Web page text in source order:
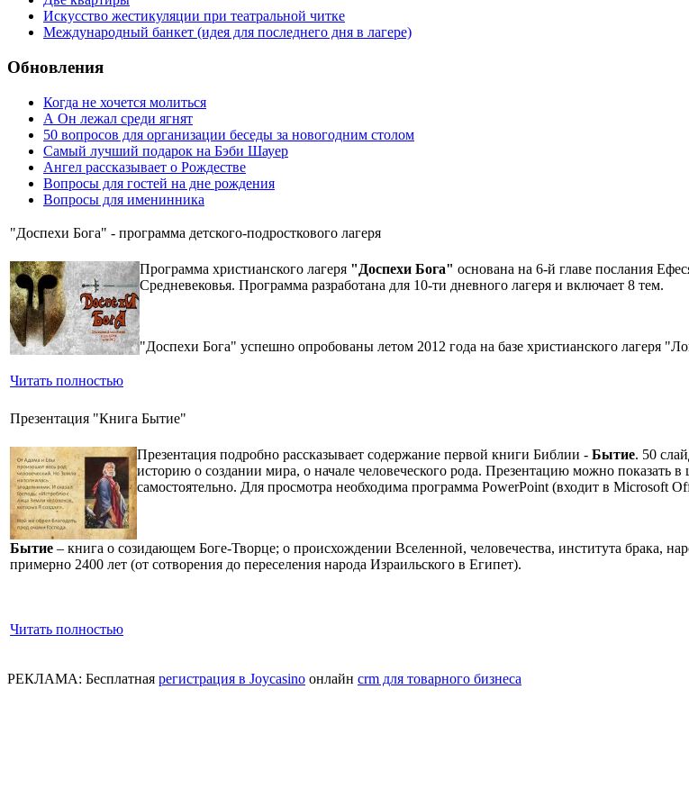
Искусство жестикуляции при театральной читке
Международный банкет (идея для последнего дня в лагере)
Обновления
Когда не хочется молиться
А Он лежал среди ягнят
50 вопросов для организации беседы за новогодним столом
Самый лучший подарок на Бэби Шауер
Ангел рассказывает о Рождестве
Вопросы для гостей на дне рождения
Вопросы для именинника
"Доспехи Бога" - программа детского-подросткового лагеря
Программа христианского лагеря "Доспехи Бога" основана на 6-й главе послания
Средневековья. Программа разработана для 10-ти дневного лагеря и включает 8 тем.
"Доспехи Бога" успешно опробованы летом 2012 года на базе христианского лагеря
Читать полностью
Презентация "Книга Бытие"
Презентация подробно рассказывает содержание первой книги Библии - Бытие. 50
историю о создании мира, о начале человеческого рода. Презентацию можно показать в
самостоятельно. Для просмотра необходима программа PowerPoint (входит в Microsoft
Бытие – книга о созидающем Боге-Творце; о происхождении Вселенной, человечества, института брака,
примерно 2400 лет (от сотворения до переселения народа Израильского в Египет).
Читать полностью
РЕКЛАМА: Бесплатная регистрация в Joycasino онлайн crm для товарного бизнеса